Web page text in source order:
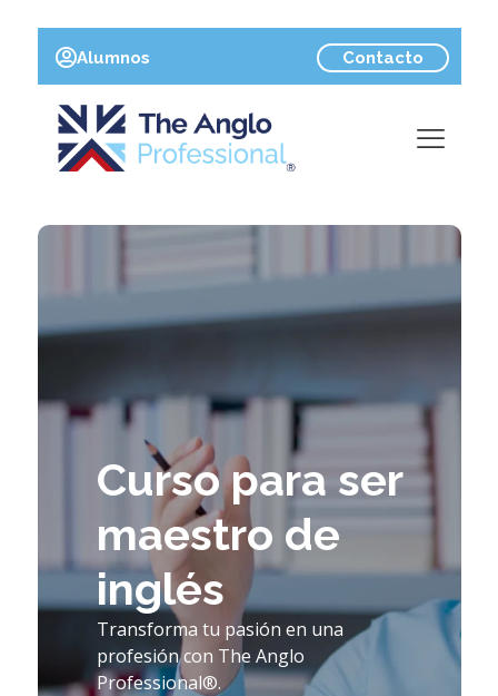
Alumnos Contacto
Curso para ser
maestro de
inglés
Transforma tu pasión en una
profesión con The Anglo
Professional®.